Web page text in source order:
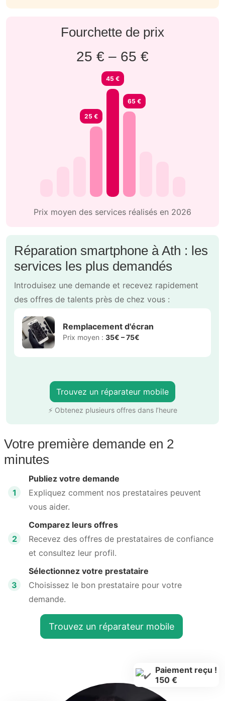
Fourchette de prix
25 € – 65 €
25 €
45 €
65 €
Prix moyen des services réalisés en 2026
Réparation smartphone à Ath : les
services les plus demandés
Introduisez une demande et recevez rapidement
des offres de talents près de chez vous :
Remplacement d'écran
Prix moyen : 35€ – 75€
Trouvez un réparateur mobile
⚡ Obtenez plusieurs offres dans l’heure
Votre première demande en 2
minutes
1
Publiez votre demande
Expliquez comment nos prestataires peuvent
vous aider.
2
Comparez leurs offres
Recevez des offres de prestataires de confiance
et consultez leur profil.
3
Sélectionnez votre prestataire
Choisissez le bon prestataire pour votre
demande.
Trouvez un réparateur mobile
Paiement reçu !
150 €